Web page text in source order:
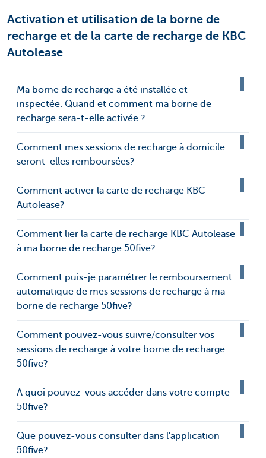
Activation et utilisation de la borne de
recharge et de la carte de recharge de KBC
Autolease
Ma borne de recharge a été installée et
inspectée. Quand et comment ma borne de
recharge sera-t-elle activée ?
Comment mes sessions de recharge à domicile
seront-elles remboursées?
Comment activer la carte de recharge KBC
Autolease?
Comment lier la carte de recharge KBC Autolease
à ma borne de recharge 50five?
Comment puis-je paramétrer le remboursement
automatique de mes sessions de recharge à ma
borne de recharge 50five?
Comment pouvez-vous suivre/consulter vos
sessions de recharge à votre borne de recharge
50five?
A quoi pouvez-vous accéder dans votre compte
50five?
Que pouvez-vous consulter dans l'application
50five?